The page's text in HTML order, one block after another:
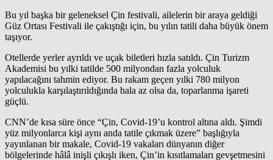
Bu yıl başka bir geleneksel Çin festivali, ailelerin bir araya geldiği
Güz Ortası Festivali ile çakıştığı için, bu yılın tatili daha büyük önem
taşıyor.
Otellerde yerler ayrıldı ve uçak biletleri hızla satıldı. Çin Turizm
Akademisi bu yılki tatilde 500 milyondan fazla yolculuk
yapılacağını tahmin ediyor. Bu rakam geçen yılki 780 milyon
yolculukla karşılaştırıldığında hala az olsa da, toparlanma işareti
güçlü.
CNN’de kısa süre önce “Çin, Covid-19’u kontrol altına aldı. Şimdi
yüz milyonlarca kişi aynı anda tatile çıkmak üzere” başlığıyla
yayınlanan bir makale, Covid-19 vakaları dünyanın diğer
bölgelerinde hâlâ inişli çıkışlı iken, Çin’in kısıtlamaları gevşetmesini